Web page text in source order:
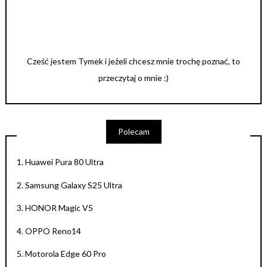
Cześć jestem Tymek i jeżeli chcesz mnie trochę poznać, to
przeczytaj o mnie :)
Polecam
1.Huawei Pura 80 Ultra
2.Samsung Galaxy S25 Ultra
3.HONOR Magic V5
4.OPPO Reno14
5.Motorola Edge 60 Pro